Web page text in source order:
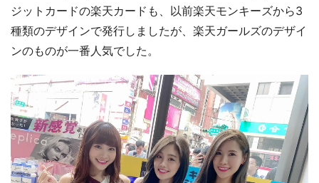
ジットカードの楽天カードも、以前楽天モンキーズから3
種類のデザインで発行しましたが、楽天ガールズのデザイ
ンのものが一番人気でした。